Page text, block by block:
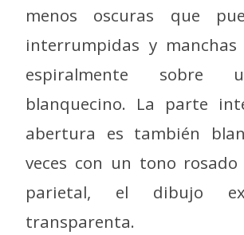
menos oscuras que
interrumpidas y manchas
espiralmente sobre
blanquecino. La parte
abertura es también
veces con un tono
parietal, el dibujo
transparenta.